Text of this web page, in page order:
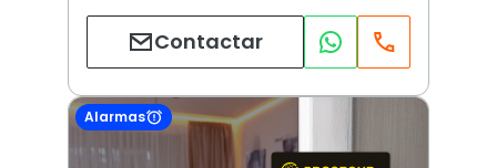
Contactar
Alarmas